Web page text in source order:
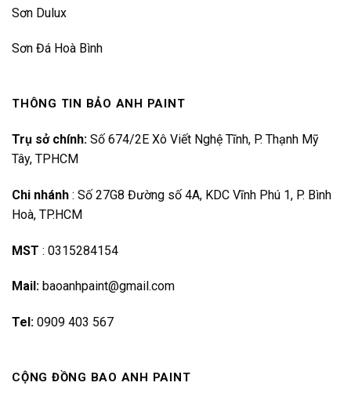
Sơn Dulux
Sơn Đá Hoà Bình
THÔNG TIN BẢO ANH PAINT
Trụ sở chính: Số 674/2E Xô Viết Nghệ Tĩnh, P. Thạnh Mỹ
Tây, TPHCM
Chi nhánh : Số 27G8 Đường số 4A, KDC Vĩnh Phú 1, P. Bình
Hoà, TP.HCM
MST : 0315284154
Mail: baoanhpaint@gmail.com
Tel: 0909 403 567
CỘNG ĐỒNG BAO ANH PAINT